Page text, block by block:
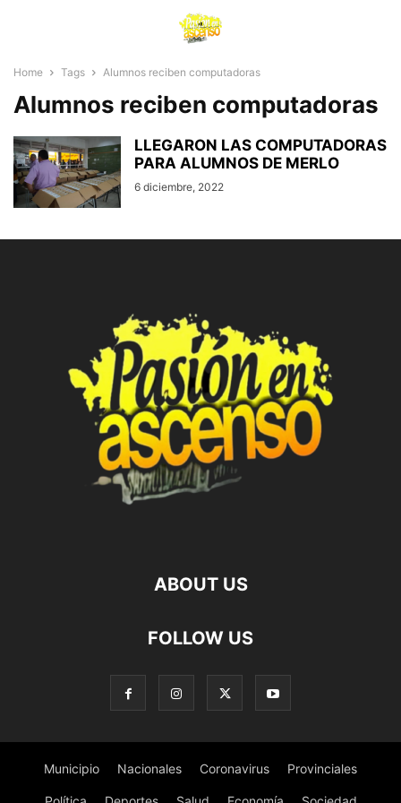
Home Tags Alumnos reciben computadoras
Alumnos reciben computadoras
LLEGARON LAS COMPUTADORAS
PARA ALUMNOS DE MERLO
6 diciembre, 2022
ABOUT US
FOLLOW US
Municipio Nacionales Coronavirus Provinciales